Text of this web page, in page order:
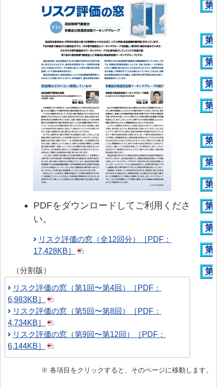
> 食品ハザード情報ハブ
> 世界の情報
食品健康影響評価のためのリスクプロファイル
ファクトシート（科学的知見に基く概要書）
食品安全モニター
食品安全モニター
PDFをダウンロードしてご利用くださ
い。
リスク評価の窓（全12回分）［PDF：
17,428KB］
（分割版）
リスク評価の窓（第1回〜第4回）［PDF：
6,983KB］
リスク評価の窓（第5回〜第8回）［PDF：
4,734KB］
リスク評価の窓（第9回〜第12回）［PDF：
6,144KB］
第
第
第
第
第
第
第
第
第
第
第
第
※ 各項目をクリックすると、そのページに移動します。